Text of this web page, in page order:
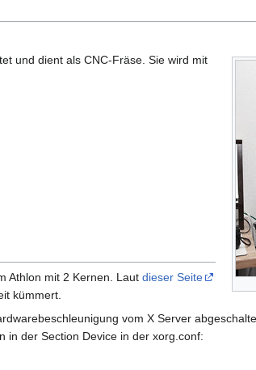
und dient als CNC-Fräse. Sie wird mit
Athlon mit 2 Kernen. Laut dieser Seite
kümmert.
vom X Server
in der Section Device in der xorg.conf: